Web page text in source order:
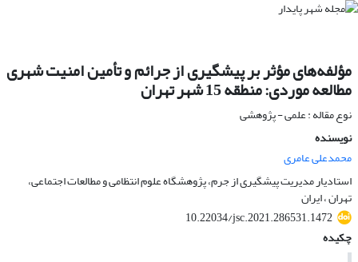
مؤلفه‌های مؤثر بر پیشگیری از جرائم و تأمین امنیت شهری
مطالعه موردی: منطقه 15 شهر تهران
نوع مقاله : علمی - پژوهشی
نویسنده
محمدعلی عامری
استادیار مدیریت پیشگیری از جرم، پژوهشگاه علوم انتظامی و مطالعات اجتماعی،
تهران ، ایران
10.22034/jsc.2021.286531.1472
چکیده